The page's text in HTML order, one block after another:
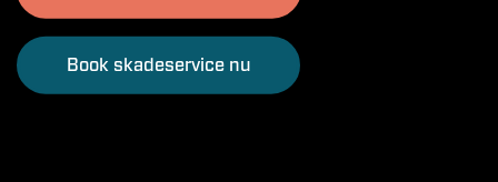
Book skadeservice nu